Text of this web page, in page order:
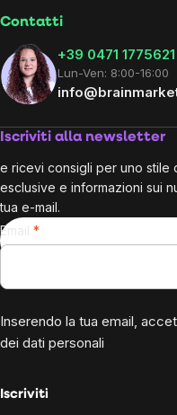
Contatti
+39 0471 1775621
Lun-Ven: 8:00-16:00
Iscriviti alla newsletter
e ricevi consigli per uno stile
esclusive e informazioni sui
tua e-mail.
Email
Inserendo la tua email,
dei dati personali
Iscriviti